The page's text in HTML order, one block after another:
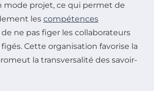
mode projet, ce qui permet de
les compétences
ne pas figer les collaborateurs
Cette organisation favorise la
la transversalité des savoir-